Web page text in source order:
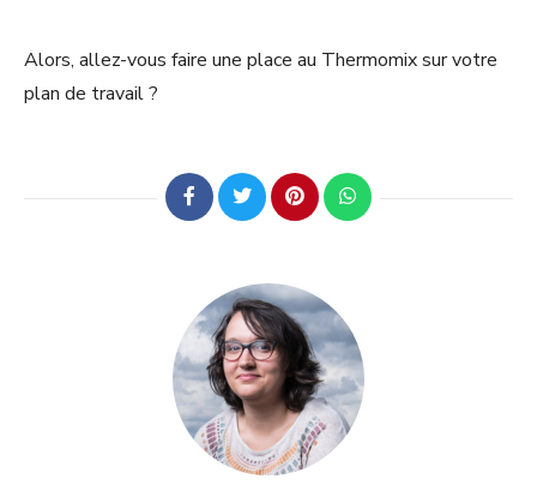
Alors, allez-vous faire une place au Thermomix sur votre
plan de travail ?